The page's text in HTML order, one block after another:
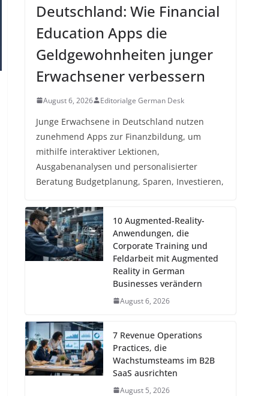
Deutschland: Wie Financial
Education Apps die
Geldgewohnheiten junger
Erwachsener verbessern
August 6, 2026 Editorialge German Desk
Junge Erwachsene in Deutschland nutzen
zunehmend Apps zur Finanzbildung, um
mithilfe interaktiver Lektionen,
Ausgabenanalysen und personalisierter
Beratung Budgetplanung, Sparen, Investieren,
10 Augmented-Reality-
Anwendungen, die
Corporate Training und
Feldarbeit mit Augmented
Reality in German
Businesses verändern
August 6, 2026
7 Revenue Operations
Practices, die
Wachstumsteams im B2B
SaaS ausrichten
August 5, 2026